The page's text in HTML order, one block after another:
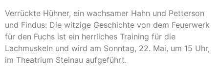
Verrückte Hühner, ein wachsamer Hahn und Petterson
und Findus: Die witzige Geschichte von dem Feuerwerk
für den Fuchs ist ein herrliches Training für die
Lachmuskeln und wird am Sonntag, 22. Mai, um 15 Uhr,
im Theatrium Steinau aufgeführt.